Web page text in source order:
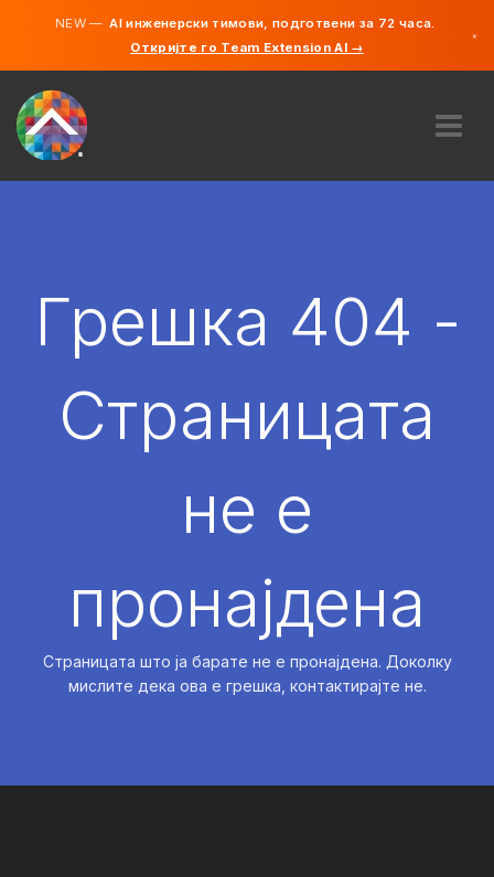
NEW —AI инженерски тимови, подготвени за 72 часа.
Откријте го Team Extension AI →
×
АНГАЖИРАЈ
Грешка 404 -
Страницата
не е
пронајдена
Страницата што ја барате не е пронајдена. Доколку
мислите дека ова е грешка, контактирајте не.